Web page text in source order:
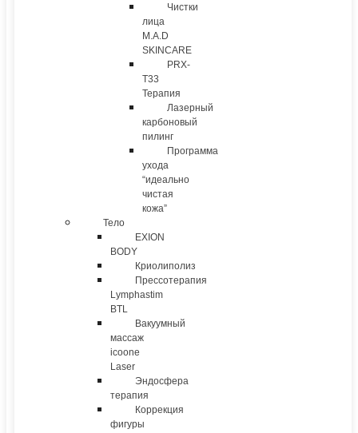
Чистки
лица
M.A.D
SKINCARE
PRX-
T33
Терапия
Лазерный
карбоновый
пилинг
Программа
ухода
“идеально
чистая
кожа”
Тело
EXION
BODY
Криолиполиз
Прессотерапия
Lymphastim
BTL
Вакуумный
массаж
icoone
Laser
Эндосфера
терапия
Коррекция
фигуры